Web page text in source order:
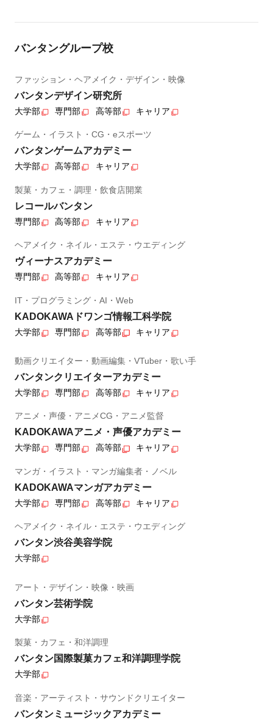
バンタングループ校
ファッション・ヘアメイク・デザイン・映像
バンタンデザイン研究所
大学部 専門部 高等部 キャリア
ゲーム・イラスト・CG・eスポーツ
バンタンゲームアカデミー
大学部 高等部 キャリア
製菓・カフェ・調理・飲食店開業
レコールバンタン
専門部 高等部 キャリア
ヘアメイク・ネイル・エステ・ウエディング
ヴィーナスアカデミー
専門部 高等部 キャリア
IT・プログラミング・AI・Web
KADOKAWAドワンゴ情報工科学院
大学部 専門部 高等部 キャリア
動画クリエイター・動画編集・VTuber・歌い手
バンタンクリエイターアカデミー
大学部 専門部 高等部 キャリア
アニメ・声優・アニメCG・アニメ監督
KADOKAWAアニメ・声優アカデミー
大学部 専門部 高等部 キャリア
マンガ・イラスト・マンガ編集者・ノベル
KADOKAWAマンガアカデミー
大学部 専門部 高等部 キャリア
ヘアメイク・ネイル・エステ・ウエディング
バンタン渋谷美容学院
大学部
アート・デザイン・映像・映画
バンタン芸術学院
大学部
製菓・カフェ・和洋調理
バンタン国際製菓カフェ和洋調理学院
大学部
音楽・アーティスト・サウンドクリエイター
バンタンミュージックアカデミー